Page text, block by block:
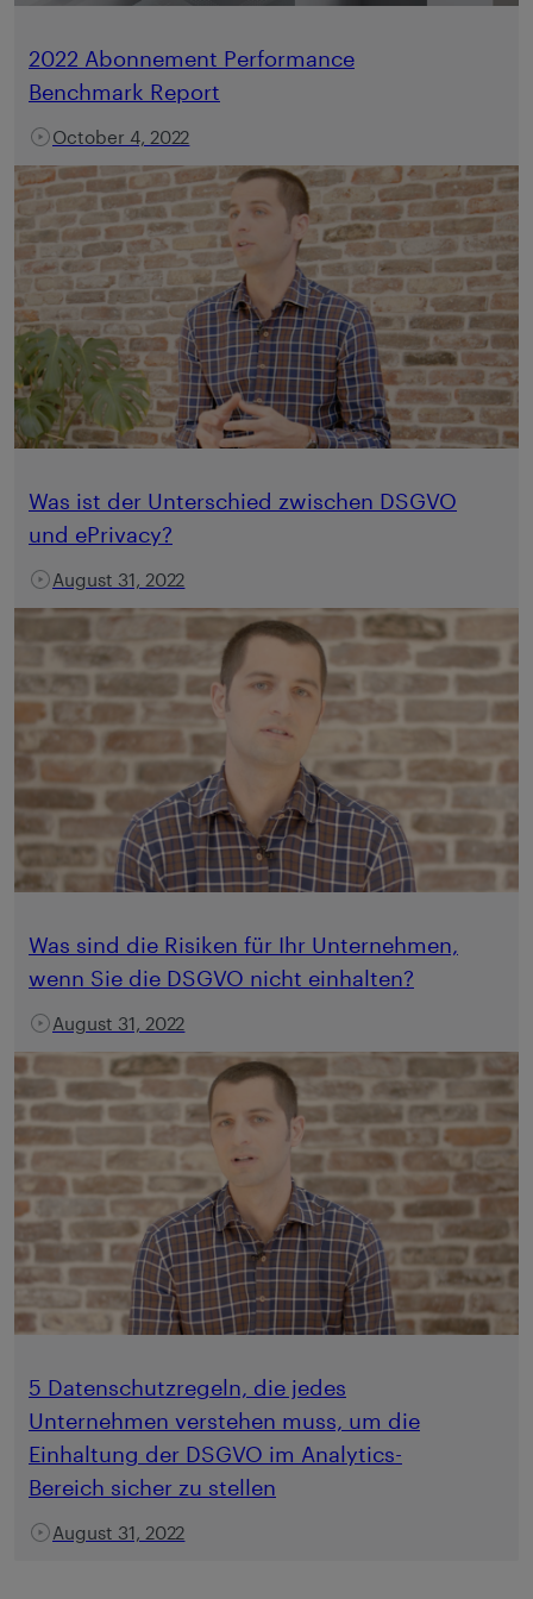
2022 Abonnement Performance
Benchmark Report
October 4, 2022
Was ist der Unterschied zwischen DSGVO
und ePrivacy?
August 31, 2022
Was sind die Risiken für Ihr Unternehmen,
wenn Sie die DSGVO nicht einhalten?
August 31, 2022
5 Datenschutzregeln, die jedes
Unternehmen verstehen muss, um die
Einhaltung der DSGVO im Analytics-
Bereich sicher zu stellen
August 31, 2022